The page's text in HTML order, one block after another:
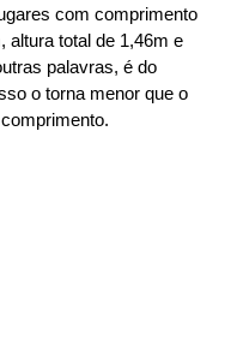
com comprimento
altura total de 1,46m e
palavras, é do
o torna menor que o